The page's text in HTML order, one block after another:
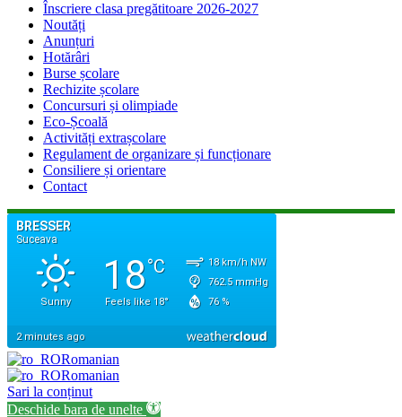
Înscriere clasa pregătitoare 2026-2027
Noutăți
Anunțuri
Hotărâri
Burse școlare
Rechizite școlare
Concursuri și olimpiade
Eco-Școală
Activități extrașcolare
Regulament de organizare și funcționare
Consiliere și orientare
Contact
Romanian
Romanian
Sari la conținut
Deschide bara de unelte